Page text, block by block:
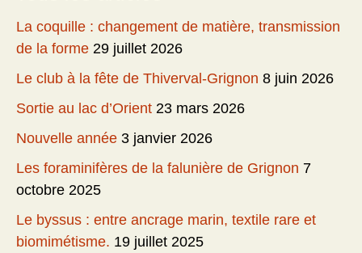
La coquille : changement de matière, transmission
de la forme 29 juillet 2026
Le club à la fête de Thiverval-Grignon 8 juin 2026
Sortie au lac d’Orient 23 mars 2026
Nouvelle année 3 janvier 2026
Les foraminifères de la falunière de Grignon 7
octobre 2025
Le byssus : entre ancrage marin, textile rare et
biomimétisme. 19 juillet 2025